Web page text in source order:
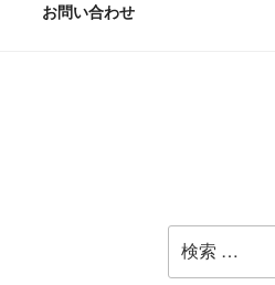
お問い合わせ
索: